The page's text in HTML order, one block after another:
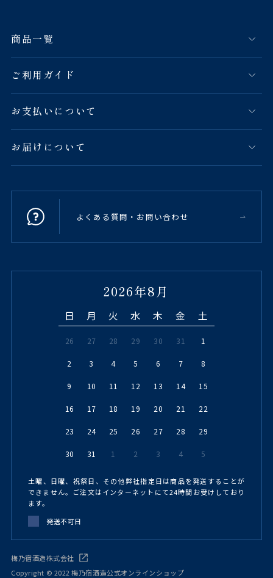
商品一覧
ご利用ガイド
お支払いについて
お届けについて
よくある質問・お問い合わせ
2026年8月
日 月 火 水 木 金 土
26 27 28 29 30 31 1
2 3 4 5 6 7 8
9 10 11 12 13 14 15
16 17 18 19 20 21 22
23 24 25 26 27 28 29
30 31 1 2 3 4 5
土曜、日曜、祝祭日、その他弊社指定日は商品を発送することが
できません。ご注文はインターネットにて24時間お受けしており
ます。
発送不可日
梅乃宿酒造株式会社
Copyright © 2022 梅乃宿酒造公式オンラインショップ